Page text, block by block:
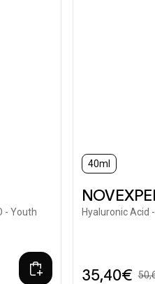
- Youth
40ml
Hyaluronic Acid
35,40€